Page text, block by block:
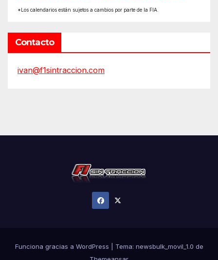
*Los calendarios están sujetos a cambios por parte de la FIA.
Contacto
ivan@f1sintraccion.com
Funciona gracias a WordPress Tema: newsbulk_movil_1.0 de